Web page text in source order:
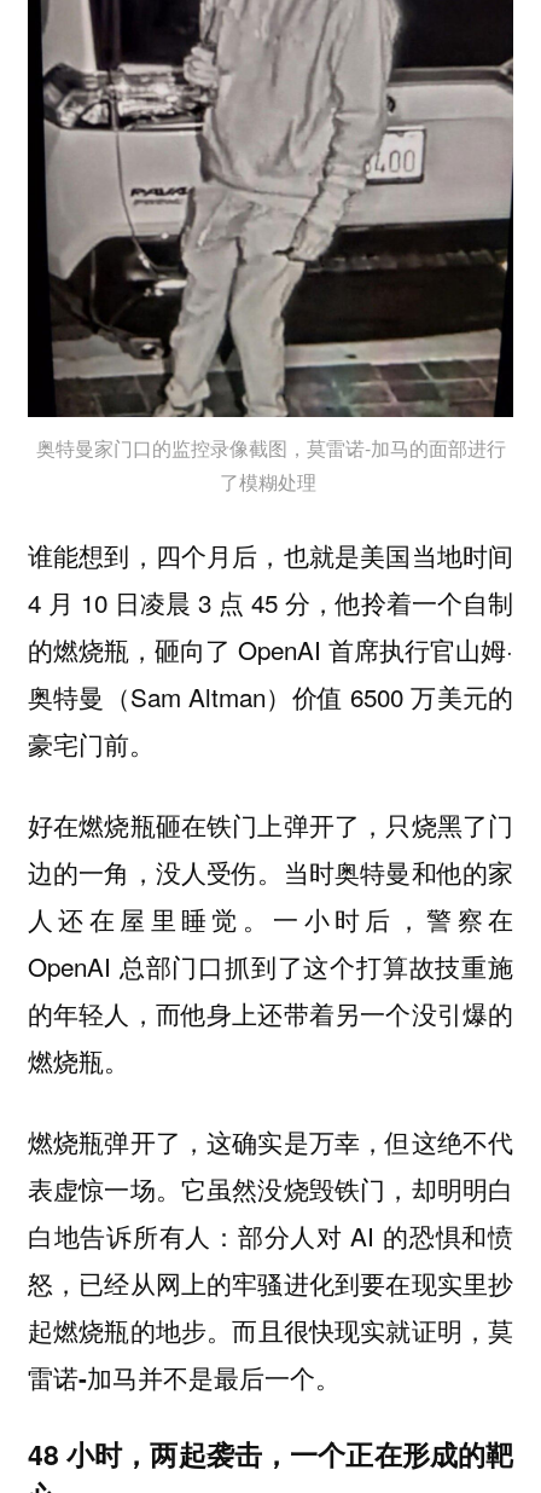
奥特曼家门口的监控录像截图，莫雷诺-加马的面部进行
了模糊处理
谁能想到，四个月后，也就是美国当地时间
4 月 10 日凌晨 3 点 45 分，他拎着一个自制
的燃烧瓶，砸向了 OpenAI 首席执行官山姆·
奥特曼（Sam Altman）价值 6500 万美元的
豪宅门前。
好在燃烧瓶砸在铁门上弹开了，只烧黑了门
边的一角，没人受伤。当时奥特曼和他的家
人还在屋里睡觉。一小时后，警察在
OpenAI 总部门口抓到了这个打算故技重施
的年轻人，而他身上还带着另一个没引爆的
燃烧瓶。
燃烧瓶弹开了，这确实是万幸，但这绝不代
表虚惊一场。它虽然没烧毁铁门，却明明白
白地告诉所有人：部分人对 AI 的恐惧和愤
怒，已经从网上的牢骚进化到要在现实里抄
起燃烧瓶的地步。而且很快现实就证明，莫
雷诺-加马并不是最后一个。
48 小时，两起袭击，一个正在形成的靶